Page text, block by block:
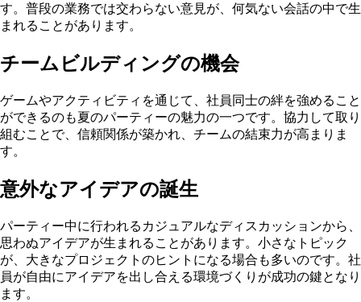
す。普段の業務では交わらない意見が、何気ない会話の中で生
まれることがあります。
チームビルディングの機会
ゲームやアクティビティを通じて、社員同士の絆を強めること
ができるのも夏のパーティーの魅力の一つです。協力して取り
組むことで、信頼関係が築かれ、チームの結束力が高まりま
す。
意外なアイデアの誕生
パーティー中に行われるカジュアルなディスカッションから、
思わぬアイデアが生まれることがあります。小さなトピック
が、大きなプロジェクトのヒントになる場合も多いのです。社
員が自由にアイデアを出し合える環境づくりが成功の鍵となり
ます。